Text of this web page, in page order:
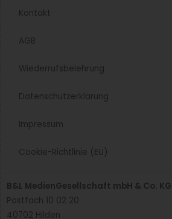
Dritter Panda Express in Deutschland
Die amerikanisch-chinesische
Express ist nun auch auf der U.S.
Stuttgart in der Panzerkaserne